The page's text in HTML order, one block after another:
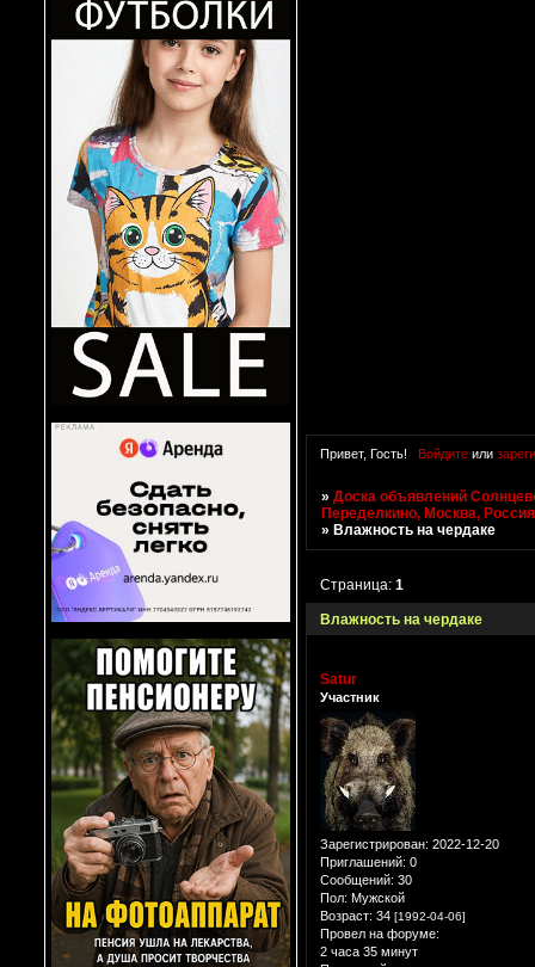
Привет, Гость! Войдитеили
»Доска объявлений
Переделкино, Москва, Россия
»Влажность на чердаке
Влажность на чердаке
Страница:1
Satur
Участник
Зарегистрирован: 2022-12-20
Приглашений: 0
Сообщений: 30
Пол: Мужской
Возраст: 34 [1992-04-06]
Провел на форуме:
2 часа 35 минут